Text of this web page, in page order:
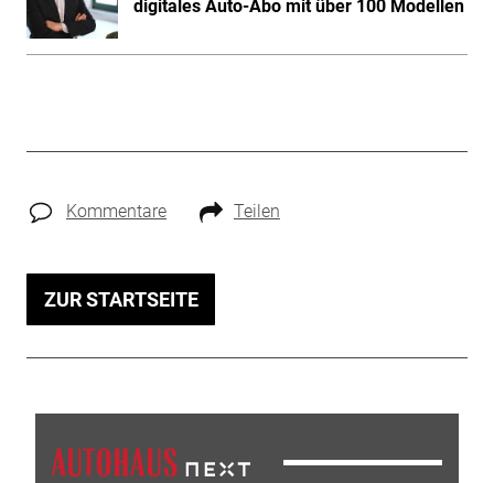
digitales Auto-Abo mit über 100 Modellen
Kommentare Teilen
ZUR STARTSEITE